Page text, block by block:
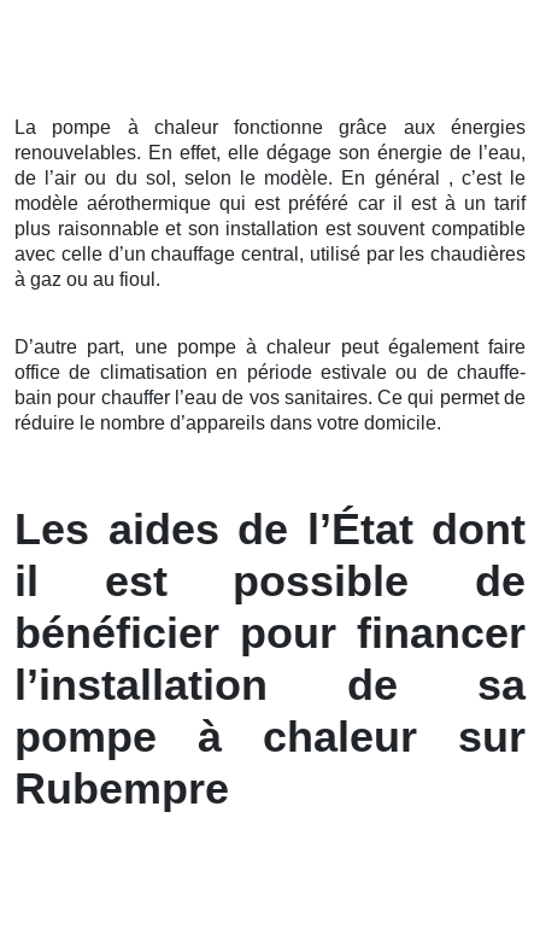
La pompe à chaleur fonctionne grâce aux énergies
renouvelables. En effet, elle dégage son énergie de l’eau,
de l’air ou du sol, selon le modèle. En général , c’est le
modèle aérothermique qui est préféré car il est à un tarif
plus raisonnable et son installation est souvent compatible
avec celle d’un chauffage central, utilisé par les chaudières
à gaz ou au fioul.
D’autre part, une pompe à chaleur peut également faire
office de climatisation en période estivale ou de chauffe-
bain pour chauffer l’eau de vos sanitaires. Ce qui permet de
réduire le nombre d’appareils dans votre domicile.
Les aides de l’État dont
il est possible de
bénéficier pour financer
l’installation de sa
pompe à chaleur sur
Rubempre